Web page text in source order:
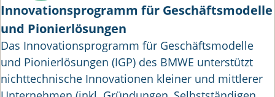
Innovationsprogramm für Geschäftsmodelle
und Pionierlösungen
Das Innovationsprogramm für Geschäftsmodelle
und Pionierlösungen (IGP) des BMWE unterstützt
nichttechnische Innovationen kleiner und mittlerer